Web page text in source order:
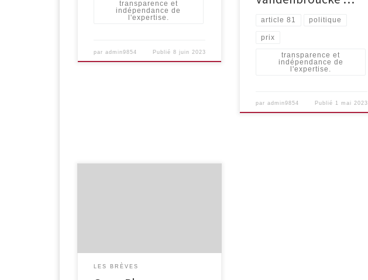
transparence et
indépendance de
l'expertise.
par admin9854 Publié 8 juin 2023
article 81 politique
prix
transparence et
indépendance de
l'expertise.
paradmin9854 Publié 1 mai 2023
menée par quatre médias belges
LES BRÈVES